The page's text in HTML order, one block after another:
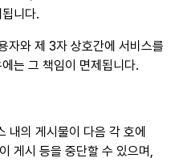
니다.
자와 제 3자 상호간에 서비스를
는 그 책임이 면제됩니다.
내의 게시물이 다음 각 호에
게시 등을 중단할 수 있으며,